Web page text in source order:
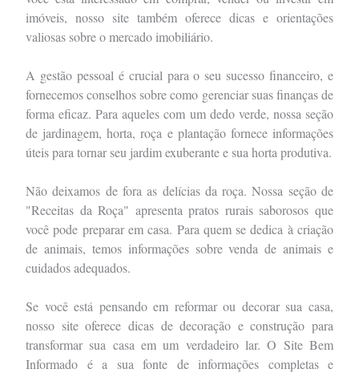
imóveis, nosso site também oferece dicas e orientações
valiosas sobre o mercado imobiliário.
A gestão pessoal é crucial para o seu sucesso financeiro, e
fornecemos conselhos sobre como gerenciar suas finanças de
forma eficaz. Para aqueles com um dedo verde, nossa seção
de jardinagem, horta, roça e plantação fornece informações
úteis para tornar seu jardim exuberante e sua horta produtiva.
Não deixamos de fora as delícias da roça. Nossa seção de
"Receitas da Roça" apresenta pratos rurais saborosos que
você pode preparar em casa. Para quem se dedica à criação
de animais, temos informações sobre venda de animais e
cuidados adequados.
Se você está pensando em reformar ou decorar sua casa,
nosso site oferece dicas de decoração e construção para
transformar sua casa em um verdadeiro lar. O Site Bem
Informado é a sua fonte de informações completas e